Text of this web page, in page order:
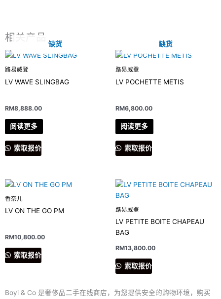
相关产品
缺货
路易威登
LV WAVE SLINGBAG
RM8,888.00
阅读更多
索取报价
缺货
路易威登
LV POCHETTE METIS
RM6,800.00
阅读更多
索取报价
香奈儿
LV ON THE GO PM
RM10,800.00
索取报价
路易威登
LV PETITE BOITE CHAPEAU
BAG
RM13,800.00
索取报价
Boyi & Co 是奢侈品二手在线商店，为您提供安全的购物环境，购买